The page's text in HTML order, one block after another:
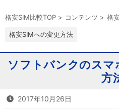
格安SIM比較TOP > コンテンツ > 格
格安SIMへの変更方法
ソフトバンクのスマ
方
2017年10月26日